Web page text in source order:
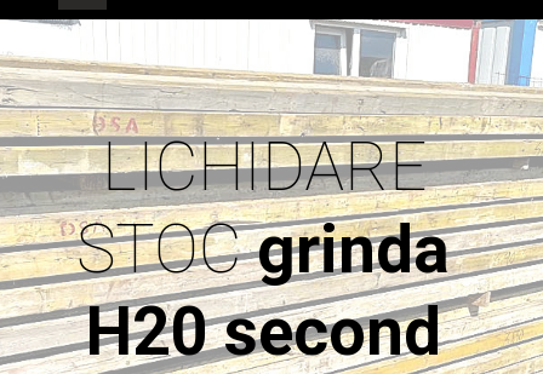
LICHIDARE
STOC grinda
H20 second